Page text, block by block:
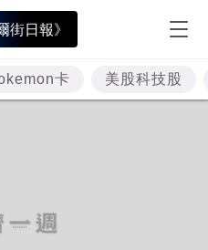
街日報》
卡 美股科技股